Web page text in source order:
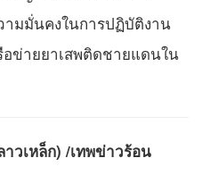
ามมั่นคงในการปฏิบัติงาน
ข่ายยาเสพติดชายแดนใน
วเหล็ก) /เทพข่าวร้อน